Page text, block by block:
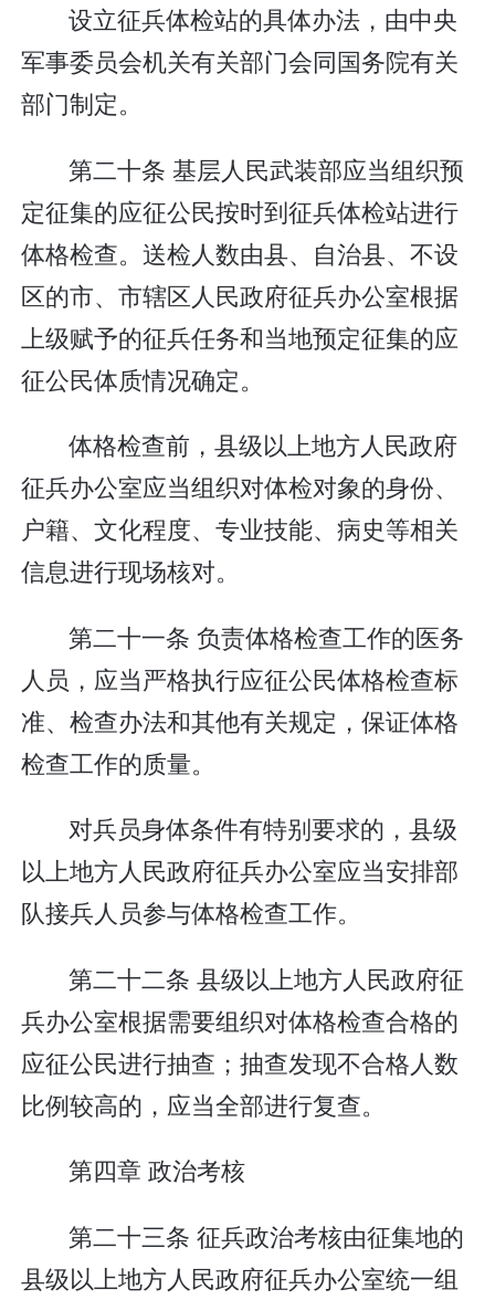
设立征兵体检站的具体办法，由中央
军事委员会机关有关部门会同国务院有关
部门制定。
第二十条 基层人民武装部应当组织预
定征集的应征公民按时到征兵体检站进行
体格检查。送检人数由县、自治县、不设
区的市、市辖区人民政府征兵办公室根据
上级赋予的征兵任务和当地预定征集的应
征公民体质情况确定。
体格检查前，县级以上地方人民政府
征兵办公室应当组织对体检对象的身份、
户籍、文化程度、专业技能、病史等相关
信息进行现场核对。
第二十一条 负责体格检查工作的医务
人员，应当严格执行应征公民体格检查标
准、检查办法和其他有关规定，保证体格
检查工作的质量。
对兵员身体条件有特别要求的，县级
以上地方人民政府征兵办公室应当安排部
队接兵人员参与体格检查工作。
第二十二条 县级以上地方人民政府征
兵办公室根据需要组织对体格检查合格的
应征公民进行抽查；抽查发现不合格人数
比例较高的，应当全部进行复查。
第四章 政治考核
第二十三条 征兵政治考核由征集地的
县级以上地方人民政府征兵办公室统一组